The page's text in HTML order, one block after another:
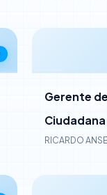
Gerente
RICARDO